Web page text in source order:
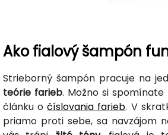
Ako fialový šampón
Strieborný šampón pracuje na
teórie farieb. Možno si
článku očíslovania farieb. V
priamo proti sebe, sa navzájom